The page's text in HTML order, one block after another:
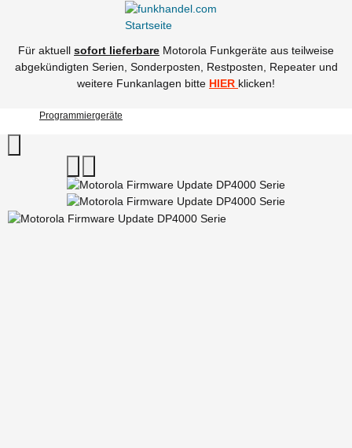
Für aktuell sofort lieferbare Motorola Funkgeräte aus teilweise
abgekündigten Serien, Sonderposten, Restposten, Repeater und
weitere Funkanlagen bitte HIER klicken!
Programmiergeräte